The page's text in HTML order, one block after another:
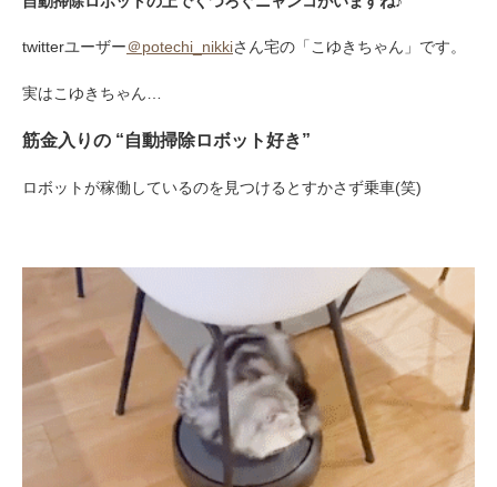
twitterユーザー＠potechi_nikkiさん宅の「こゆきちゃん」です。
実はこゆきちゃん…
筋金入りの “自動掃除ロボット好き”
ロボットが稼働しているのを見つけるとすかさず乗車(笑)